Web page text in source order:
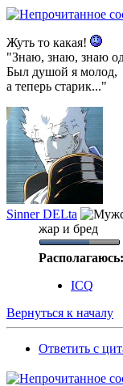
Жуть то какая!
"Знаю, знаю, знаю
Был душой я молод,
а теперь старик..."
Sinner DELta
жар и бред
Располагаюсь:
ICQ
Вернуться к началу
Ответить с